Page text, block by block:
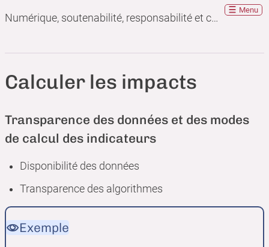
Numérique, soutenabilité, responsabilité et convivialité : que peuvent apporter les communs ?
Menu
Calculer les impacts
Transparence des données et des modes
de calcul des indicateurs
Disponibilité des données
Transparence des algorithmes
Exemple